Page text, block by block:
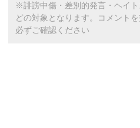
※誹謗中傷・差別的発言・ヘイ
どの対象となります。コメント
必ずご確認ください